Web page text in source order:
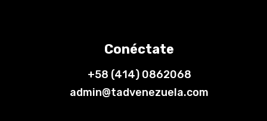
Conéctate
+58 (414) 0862068
admin@tadvenezuela.com